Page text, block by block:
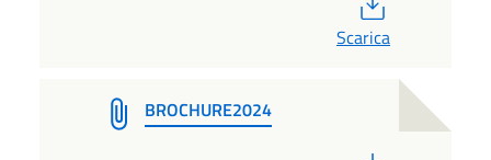
Scarica
BROCHURE2024